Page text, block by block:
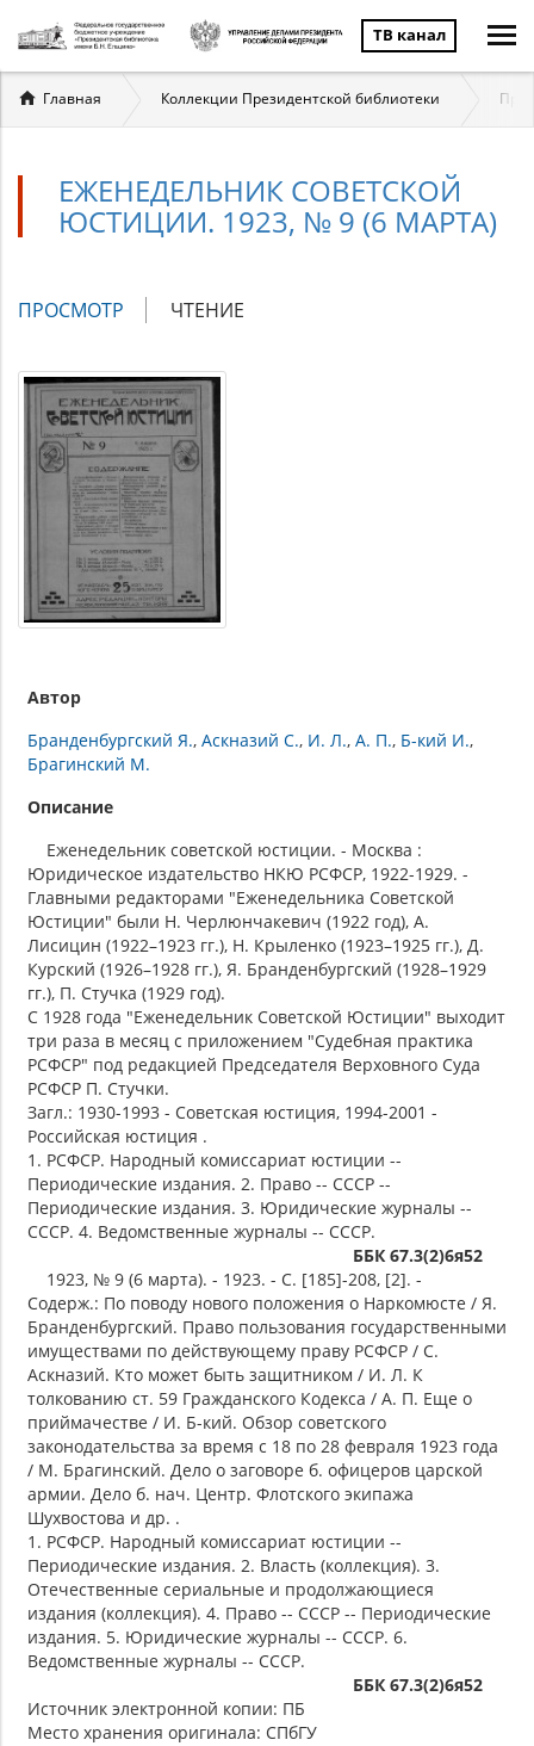
ТВ канал
Вы
здесь
Главная Коллекции Президентской библиотеки
ЕЖЕНЕДЕЛЬНИК СОВЕТСКОЙ
ЮСТИЦИИ. 1923, № 9 (6 МАРТА)
Главные
ПРОСМОТР (АКТИВНАЯ
ЧТЕНИЕ
Автор
Бранденбургский Я. Аскназий С. И. Л. А. П. Б-кий И.
Брагинский М.
Описание
Еженедельник советской юстиции. - Москва :
Юридическое издательство НКЮ РСФСР, 1922-1929. -
Главными редакторами "Еженедельника Советской
Юстиции" были Н. Черлюнчакевич (1922 год), А.
Лисицин (1922–1923 гг.), Н. Крыленко (1923–1925 гг.), Д.
Курский (1926–1928 гг.), Я. Бранденбургский (1928–1929
гг.), П. Стучка (1929 год).
С 1928 года "Еженедельник Советской Юстиции" выходит
три раза в месяц с приложением "Судебная практика
РСФСР" под редакцией Председателя Верховного Суда
РСФСР П. Стучки.
Загл.: 1930-1993 - Советская юстиция, 1994-2001 -
Российская юстиция .
1. РСФСР. Народный комиссариат юстиции --
Периодические издания. 2. Право -- СССР --
Периодические издания. 3. Юридические журналы --
СССР. 4. Ведомственные журналы -- СССР.
ББК 67.3(2)6я52
1923, № 9 (6 марта). - 1923. - С. [185]-208, [2]. -
Содерж.: По поводу нового положения о Наркомюсте / Я.
Бранденбургский. Право пользования государственными
имуществами по действующему праву РСФСР / С.
Аскназий. Кто может быть защитником / И. Л. К
толкованию ст. 59 Гражданского Кодекса / А. П. Еще о
приймачестве / И. Б-кий. Обзор советского
законодательства за время с 18 по 28 февраля 1923 года
/ М. Брагинский. Дело о заговоре б. офицеров царской
армии. Дело б. нач. Центр. Флотского экипажа
Шухвостова и др. .
1. РСФСР. Народный комиссариат юстиции --
Периодические издания. 2. Власть (коллекция). 3.
Отечественные сериальные и продолжающиеся
издания (коллекция). 4. Право -- СССР -- Периодические
издания. 5. Юридические журналы -- СССР. 6.
Ведомственные журналы -- СССР.
ББК 67.3(2)6я52
Источник электронной копии: ПБ
Место хранения оригинала: СПбГУ